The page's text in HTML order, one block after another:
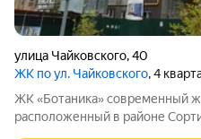
улица Чайковского,40
ЖК по ул. Чайковского, 4
ЖК «Ботаника» современный жилой дом комфорт-класса,
расположенный в районе